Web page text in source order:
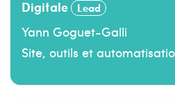
Digitale Lead
Yann Goguet-Galli
Site, outils et